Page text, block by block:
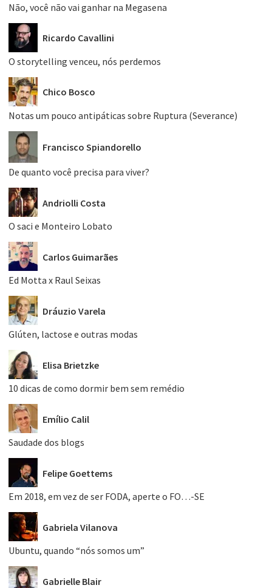
Não, você não vai ganhar na Megasena
Ricardo Cavallini
O storytelling venceu, nós perdemos
Chico Bosco
Notas um pouco antipáticas sobre Ruptura (Severance)
Francisco Spiandorello
De quanto você precisa para viver?
Andriolli Costa
O saci e Monteiro Lobato
Carlos Guimarães
Ed Motta x Raul Seixas
Dráuzio Varela
Glúten, lactose e outras modas
Elisa Brietzke
10 dicas de como dormir bem sem remédio
Emílio Calil
Saudade dos blogs
Felipe Goettems
Em 2018, em vez de ser FODA, aperte o FO…-SE
Gabriela Vilanova
Ubuntu, quando “nós somos um”
Gabrielle Blair